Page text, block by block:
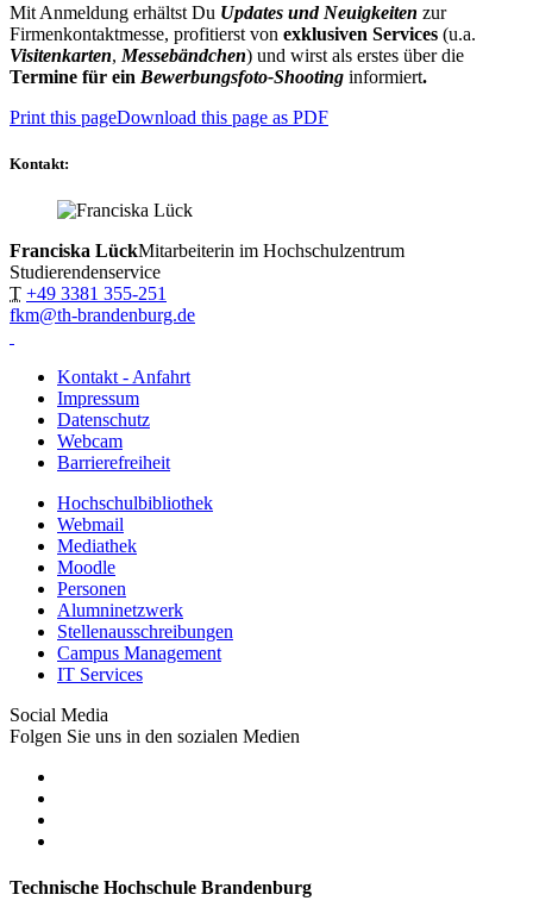
Mit Anmeldung erhältst Du Updates und Neuigkeiten zur
Firmenkontaktmesse, profitierst von exklusiven Services (u.a.
Visitenkarten, Messebändchen) und wirst als erstes über die
Termine für ein Bewerbungsfoto-Shooting informiert.
Print this pageDownload this page as PDF
Kontakt:
Franciska LückMitarbeiterin im Hochschulzentrum
Studierendenservice
T +49 3381 355-251
fkm@th-brandenburg.de
Kontakt - Anfahrt
Impressum
Datenschutz
Webcam
Barrierefreiheit
Hochschulbibliothek
Webmail
Mediathek
Moodle
Personen
Alumninetzwerk
Stellenausschreibungen
Campus Management
IT Services
Social Media
Folgen Sie uns in den sozialen Medien
Technische Hochschule Brandenburg